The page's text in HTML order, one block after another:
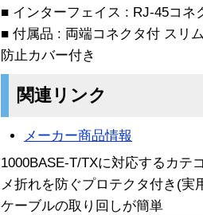
■ インターフェイス : RJ-45コネ
■ 付属品 : 両端コネクタ付 スリ
防止カバー付き
関連リンク
メーカー商品情報
1000BASE-T/TXに対応するカテ
メ折れを防ぐプロテクタ付き(実
ケーブルの取り回しが簡単